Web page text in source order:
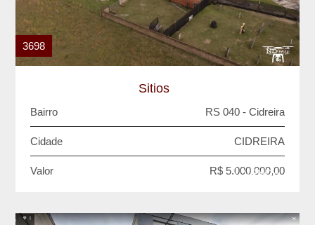
3698
Sitios
Bairro RS 040 - Cidreira
Cidade CIDREIRA
Valor R$ 5.000.000,00
VENDA